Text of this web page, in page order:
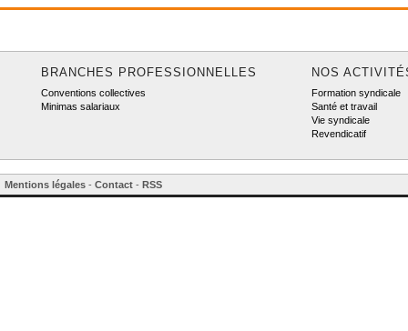
BRANCHES PROFESSIONNELLES
Conventions collectives
Minimas salariaux
NOS
Formation syndicale
Santé et travail
Vie syndicale
Revendicatif
Mentions légales - Contact - RSS